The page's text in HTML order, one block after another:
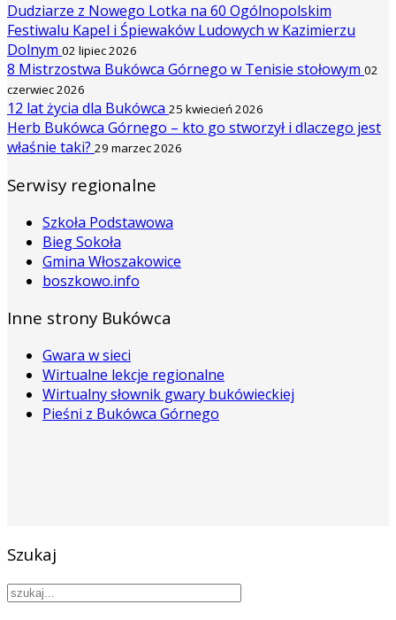
Dudziarze z Nowego Lotka na 60 Ogólnopolskim
Festiwalu Kapel i Śpiewaków Ludowych w Kazimierzu
Dolnym 02 lipiec 2026
8 Mistrzostwa Bukówca Górnego w Tenisie stołowym 02
czerwiec 2026
12 lat życia dla Bukówca 25 kwiecień 2026
Herb Bukówca Górnego – kto go stworzył i dlaczego jest
właśnie taki? 29 marzec 2026
Serwisy regionalne
Szkoła Podstawowa
Bieg Sokoła
Gmina Włoszakowice
boszkowo.info
Inne strony Bukówca
Gwara w sieci
Wirtualne lekcje regionalne
Wirtualny słownik gwary bukówieckiej
Pieśni z Bukówca Górnego
Szukaj